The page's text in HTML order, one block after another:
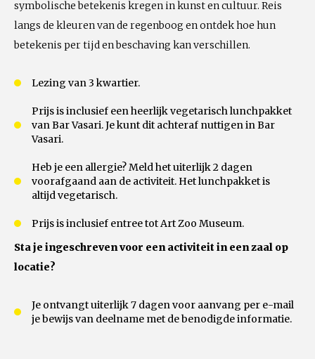
symbolische betekenis kregen in kunst en cultuur. Reis
langs de kleuren van de regenboog en ontdek hoe hun
betekenis per tijd en beschaving kan verschillen.
Lezing van 3 kwartier.
Prijs is inclusief een heerlijk vegetarisch lunchpakket
van Bar Vasari. Je kunt dit achteraf nuttigen in Bar
Vasari.
Heb je een allergie? Meld het uiterlijk 2 dagen
voorafgaand aan de activiteit. Het lunchpakket is
altijd vegetarisch.
Prijs is inclusief entree tot Art Zoo Museum.
Sta je ingeschreven voor een activiteit in een zaal op
locatie?
Je ontvangt uiterlijk 7 dagen voor aanvang per e-mail
je bewijs van deelname met de benodigde informatie.